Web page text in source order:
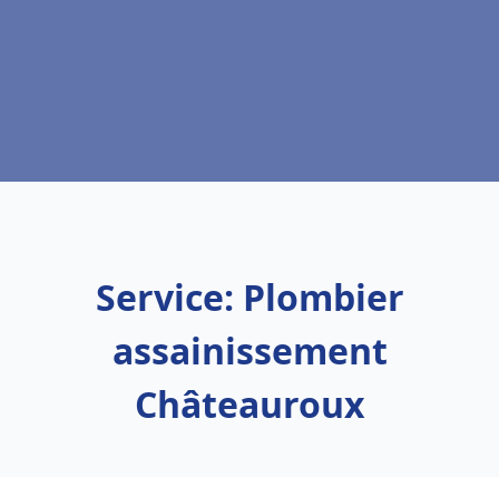
Service: Plombier
assainissement
Châteauroux